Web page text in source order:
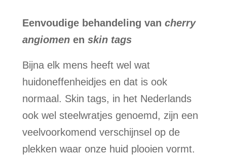
Eenvoudige behandeling van cherry
angiomenen skin tags
Bijna elk mens heeft wel wat
huidoneffenheidjes en dat is ook
normaal. Skin tags, in het Nederlands
ook wel steelwratjes genoemd, zijn een
veelvoorkomend verschijnsel op de
plekken waar onze huid plooien vormt.